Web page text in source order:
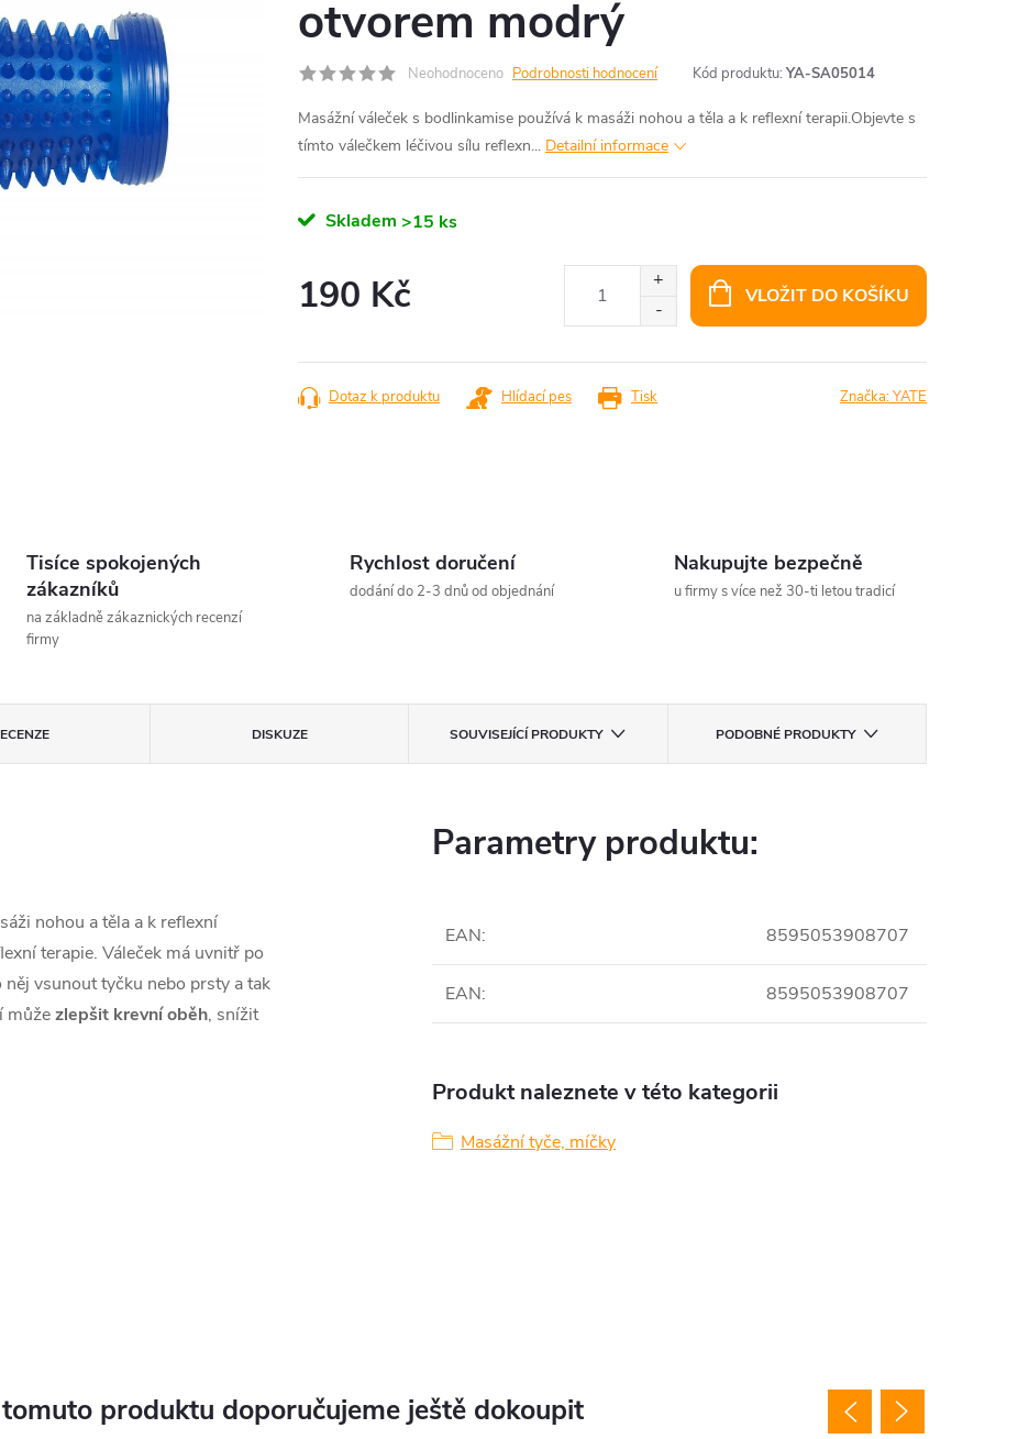
otvorem modrý
Neohodnoceno Podrobnosti hodnocení Kód produktu: YA-SA05014
Masážní váleček s bodlinkamise používá k masáži nohou a těla a k reflexní terapii.Objevte s
tímto válečkem léčivou sílu reflexn... Detailní informace
Skladem >15 ks
190 Kč VLOŽIT DO KOŠÍKU
Tisk
Dotaz k produktu Hlídací pes Značka:YATE
Tisíce spokojených
zákazníků
na základně zákaznických recenzí
firmy
Rychlost doručení
dodání do 2-3 dnů od objednání
Nakupujte bezpečně
u firmy s více než 30-ti letou tradicí
DISKUZE SOUVISEJÍCÍ PRODUKTY PODOBNÉ PRODUKTY
nohou a těla a k reflexní
terapie. Váleček má uvnitř po
vsunout tyčku nebo prsty a tak
můžezlepšit krevní oběh, snížit
Parametry produktu:
EAN: 8595053908707
EAN: 8595053908707
Produkt naleznete v této kategorii
Masážní tyče, míčky
produktu doporučujeme ještě dokoupit